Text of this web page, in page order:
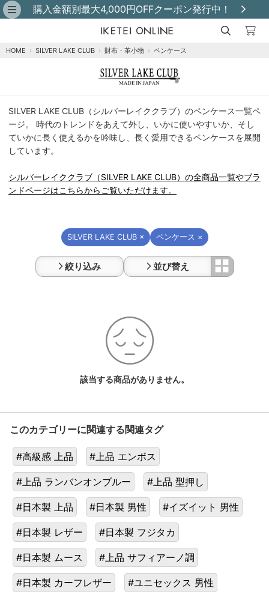
購入金額別最大4,000円OFFクーポン発行中！
HOME › SILVER LAKE CLUB › 財布・革小物 › ペンケース
ル
バ
ー
ク
ク
（SILVER
LAKE
CLUB）
ペ
ス
一
覧
SILVER LAKE CLUB（シルバーレイククラブ）のペンケース一覧ペ
ージ。 時代のトレンドをあえて外し、いかに使いやすいか、そし
ていかに長く使えるかを吟味し、長く愛用できるペンケースを展開
しています。
シルバーレイククラブ（SILVER LAKE CLUB）の全商品一覧やブラ
ンドページはこちらからご覧いただけます。
SILVER LAKE CLUB × ペンケース ×
絞り込み 並び替え
該当する商品がありません。
このカテゴリーに関連する関連タグ
#高級感 上品 #上品 エンボス
#上品 ランバンオンブルー #上品 型押し
#日本製 上品 #日本製 男性 #イズイット 男性
#日本製 レザー #日本製 フジタカ
#日本製 ムース #上品 サフィアーノ調
#日本製 カーフレザー #ユニセックス 男性